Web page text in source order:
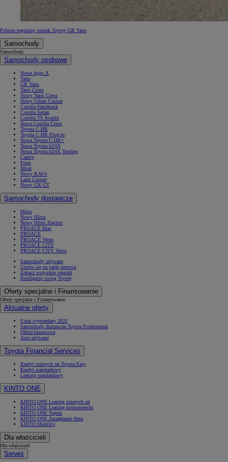
Pobierz regularny cennik Toyoty GR Yaris
Samochody
Samochody
Samochody osobowe
Nowe Aygo X
Yaris
GR Yaris
Yaris Cross
Nowy Yaris Cross
Nowy Urban Cruiser
Corolla Hatchback
Corolla Sedan
Corolla TS Kombi
Nowa Corolla Cross
Toyota C-HR
Toyota C-HR Plug-in
Nowa Toyota C-HR+
Nowa Toyota bZ4X
Nowa Toyota bZ4X Touring
Camry
Prius
Mirai
Nowy RAV4
Land Cruiser
Nowy GR GT
Samochody dostawcze
Hilux
Nowy Hilux
Nowy Hilux Electric
PROACE Max
PROACE
PROACE Verso
PROACE CITY
PROACE CITY Verso
Samochody używane
Umów się na jazdę testową
Zobacz wszystkie cenniki
Konfiguruj swoją Toyotę
Oferty specjalne i Finansowanie
Oferty specjalne i Finansowanie
Aktualne oferty
Finał wyprzedaży 2025
Samochody dostawcze Toyota Professional
Oferta biznesowa
Auta używane
Toyota Financial Services
Kredyt niższych rat Toyota Easy
Kredyt standardowy
Leasing standardowy
KINTO ONE
KINTO ONE Leasing niższych rat
KINTO ONE Leasing konsumencki
KINTO ONE Najem
KINTO ONE Zarządzanie flotą
KINTO Mobility
Dla właścicieli
Dla właścicieli
Serwis